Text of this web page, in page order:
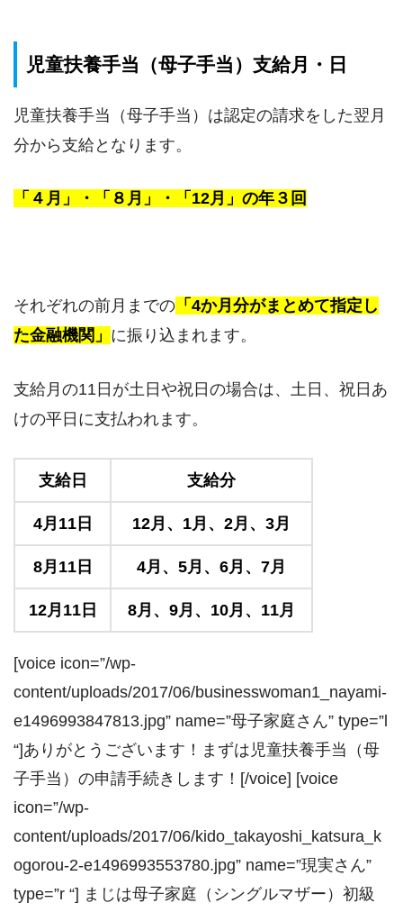
児童扶養手当（母子手当）支給月・日
児童扶養手当（母子手当）は認定の請求をした翌月
分から支給となります。
「４月」・「８月」・「12月」の年３回
それぞれの前月までの 「4か月分がまとめて指定し
た金融機関」 に振り込まれます。
支給月の11日が土日や祝日の場合は、土日、祝日あ
けの平日に支払われます。
支給日 支給分
4月11日 12月、1月、2月、3月
8月11日 4月、5月、6月、7月
12月11日 8月、9月、10月、11月
[voice icon=”/wp-
content/uploads/2017/06/businesswoman1_nayami-
e1496993847813.jpg” name=”母子家庭さん” type=”l
“]ありがとうございます！まずは児童扶養手当（母
子手当）の申請手続きします！[/voice] [voice
icon=”/wp-
content/uploads/2017/06/kido_takayoshi_katsura_k
ogorou-2-e1496993553780.jpg” name=”現実さん”
type=”r “] まじは母子家庭（シングルマザー）初級